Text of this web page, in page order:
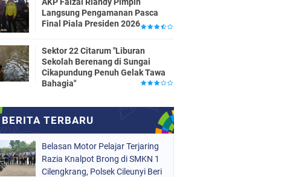
Langsung Pengamanan Pasca
Final Piala Presiden 2026
Sektor 22 Citarum "Liburan
Sekolah Berenang di Sungai
Cikapundung Penuh Gelak Tawa
Bahagia"
Belasan Motor Pelajar Terjaring
Razia Knalpot Brong di SMKN 1
Cilengkrang, Polsek Cileunyi Beri